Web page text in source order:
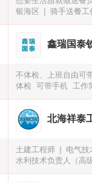
银海区
骑手送餐工
招外卖小哥，时间自
鑫瑞国泰
不体检、上班自由可
体检 可带手机 工作
可带手机、可预支工
散热器操作工
北海祥泰
土建工程师
电气技
水利技术负责人（高